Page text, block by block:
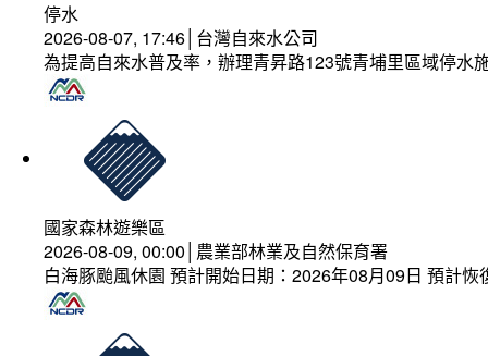
停水
2026-08-07, 17:46│台灣自來水公司
為提高自來水普及率，辦理青昇路123號青埔里區域停水
國家森林遊樂區
2026-08-09, 00:00│農業部林業及自然保育署
白海豚颱風休園 預計開始日期：2026年08月09日 預計